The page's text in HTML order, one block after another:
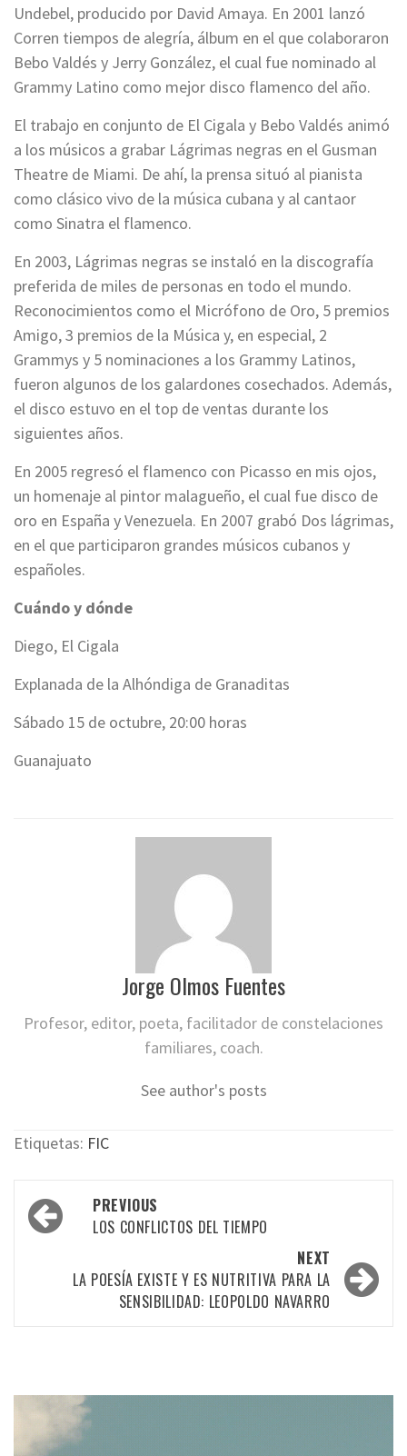
Undebel, producido por David Amaya. En 2001 lanzó
Corren tiempos de alegría, álbum en el que colaboraron
Bebo Valdés y Jerry González, el cual fue nominado al
Grammy Latino como mejor disco flamenco del año.
El trabajo en conjunto de El Cigala y Bebo Valdés animó
a los músicos a grabar Lágrimas negras en el Gusman
Theatre de Miami. De ahí, la prensa situó al pianista
como clásico vivo de la música cubana y al cantaor
como Sinatra el flamenco.
En 2003, Lágrimas negras se instaló en la discografía
preferida de miles de personas en todo el mundo.
Reconocimientos como el Micrófono de Oro, 5 premios
Amigo, 3 premios de la Música y, en especial, 2
Grammys y 5 nominaciones a los Grammy Latinos,
fueron algunos de los galardones cosechados. Además,
el disco estuvo en el top de ventas durante los
siguientes años.
En 2005 regresó el flamenco con Picasso en mis ojos,
un homenaje al pintor malagueño, el cual fue disco de
oro en España y Venezuela. En 2007 grabó Dos lágrimas,
en el que participaron grandes músicos cubanos y
españoles.
Cuándo y dónde
Diego, El Cigala
Explanada de la Alhóndiga de Granaditas
Sábado 15 de octubre, 20:00 horas
Guanajuato
Jorge Olmos Fuentes
Profesor, editor, poeta, facilitador de constelaciones
familiares, coach.
See author's posts
Etiquetas: FIC
Post
navigation
PREVIOUS
LOS CONFLICTOS DEL TIEMPO
NEXT
LA POESÍA EXISTE Y ES NUTRITIVA PARA LA
SENSIBILIDAD: LEOPOLDO NAVARRO